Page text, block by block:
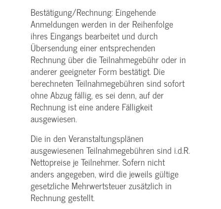
Bestätigung­/Rechnung: Eingehende
Anmeldungen werden in der Reihenfolge
ihres Eingangs bearbeitet und durch
Übersendung einer entsprechenden
Rechnung über die Teilnahmegebühr oder in
anderer geeigneter Form bestätigt. Die
berechneten Teilnahmegebühren sind sofort
ohne Abzug fällig, es sei denn, auf der
Rechnung ist eine andere Fälligkeit
ausgewiesen.
Die in den Veranstaltungsplänen
ausgewiesenen Teilnahmegebühren sind i.d.R.
Nettopreise je Teilnehmer. Sofern nicht
anders angegeben, wird die jeweils gültige
gesetzliche Mehrwertsteuer zusätzlich in
Rechnung gestellt.